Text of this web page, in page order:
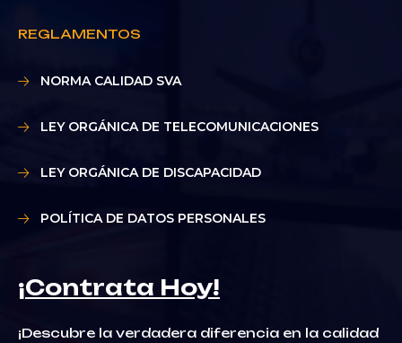
REGLAMENTOS
NORMA CALIDAD SVA
LEY ORGÁNICA DE TELECOMUNICACIONES
LEY ORGÁNICA DE DISCAPACIDAD
POLÍTICA DE DATOS PERSONALES
¡Contrata Hoy!
¡Descubre la verdadera diferencia en la calidad